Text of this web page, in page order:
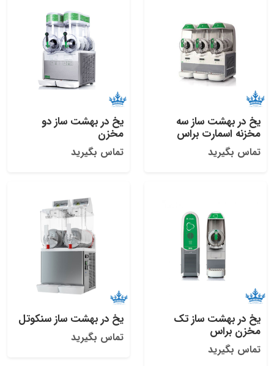
یخ در بهشت ساز سه
مخزنه اسمارت براس
تماس بگیرید
یخ در بهشت ساز دو
مخزن
تماس بگیرید
یخ در بهشت ساز تک
مخزن براس
تماس بگیرید
یخ در بهشت ساز سنکوتل
تماس بگیرید